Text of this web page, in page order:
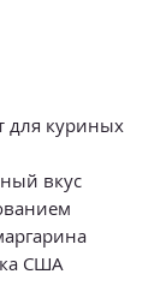
для куриных
вкус
США